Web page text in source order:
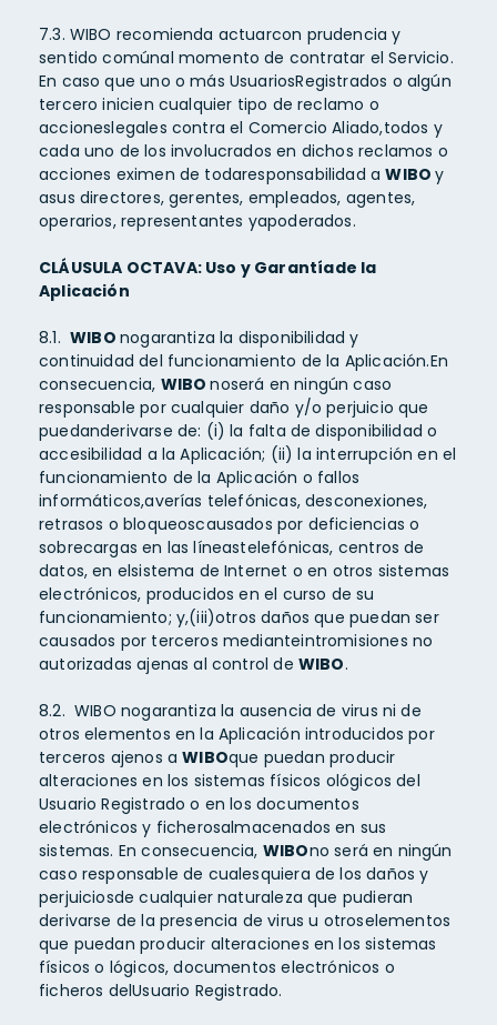
7.3. WIBO recomienda actuarcon prudencia y
sentido comúnal momento de contratar el Servicio.
En caso que uno o más UsuariosRegistrados o algún
tercero inicien cualquier tipo de reclamo o
accioneslegales contra el Comercio Aliado,todos y
cada uno de los involucrados en dichos reclamos o
acciones eximen de todaresponsabilidad aWIBOy
asus directores, gerentes, empleados, agentes,
operarios, representantes yapoderados.
CLÁUSULA OCTAVA: Uso y Garantíade la
Aplicación
8.1.WIBO nogarantiza la disponibilidad y
continuidad del funcionamiento de la Aplicación.En
consecuencia, WIBOnoserá en ningún caso
responsable por cualquier daño y/o perjuicio que
puedanderivarse de: (i) la falta de disponibilidad o
accesibilidad a la Aplicación; (ii) la interrupción en el
funcionamiento de la Aplicación o fallos
informáticos,averías telefónicas, desconexiones,
retrasos o bloqueoscausados por deficiencias o
sobrecargas en las líneastelefónicas, centros de
datos, en elsistema de Internet o en otros sistemas
electrónicos, producidos en el curso de su
funcionamiento; y,(iii)otros daños que puedan ser
causados por terceros medianteintromisiones no
autorizadas ajenas al control de WIBO.
8.2. WIBO nogarantiza la ausencia de virus ni de
otros elementos en la Aplicación introducidos por
terceros ajenos aWIBOque puedan producir
alteraciones en los sistemas físicos ológicos del
Usuario Registrado o en los documentos
electrónicos y ficherosalmacenados en sus
sistemas. En consecuencia, WIBOno será en ningún
caso responsable de cualesquiera de los daños y
perjuiciosde cualquier naturaleza que pudieran
derivarse de la presencia de virus u otroselementos
que puedan producir alteraciones en los sistemas
físicos o lógicos, documentos electrónicos o
ficheros delUsuario Registrado.